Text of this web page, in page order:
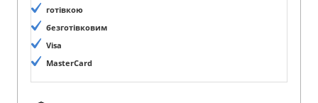
готівкою
безготівковим
Visa
MasterCard